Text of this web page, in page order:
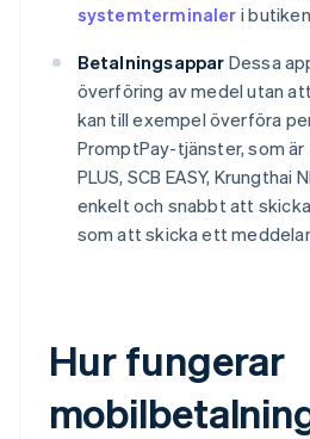
systemterminaler i
Betalningsappar Dessa
överföring av medel utan
kan till exempel överföra
PromptPay-tjänster, som
PLUS, SCB EASY, Krungthai
enkelt och snabbt att
som att skicka ett
Hur fungerar